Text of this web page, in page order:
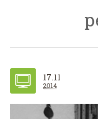
17.11
2014